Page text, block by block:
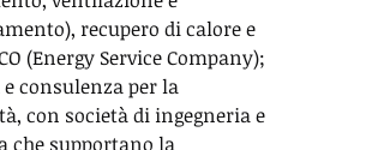
recupero di calore e
(Energy Service Company);
consulenza per la
con società di ingegneria e
che supportano la